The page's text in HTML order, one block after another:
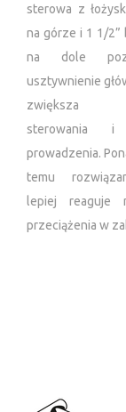
sterowa z
na górze i 1 1/2”
na dole
usztywnienie
zwiększa
sterowania i
prowadzenia.
temu
lepiej reaguje
przeciążenia w